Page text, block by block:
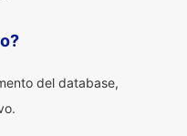
del database,